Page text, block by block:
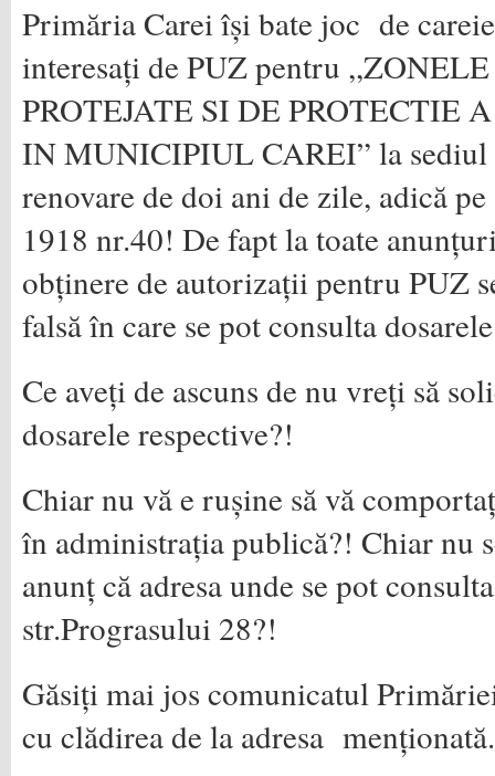
Primăria Carei își bate joc de
interesați de PUZ pentru
PROTEJATE SI DE PROTECTIE
IN MUNICIPIUL CAREI” la sediul
renovare de doi ani de zile, adică
1918 nr.40! De fapt la toate
obținere de autorizații pentru PUZ
falsă în care se pot consulta
Ce aveți de ascuns de nu vreți să
dosarele respective?!
Chiar nu vă e rușine să vă
în administrația publică?! Chiar nu
anunț că adresa unde se pot
str.Prograsului 28?!
Găsiți mai jos comunicatul
cu clădirea de la adresa menționată.